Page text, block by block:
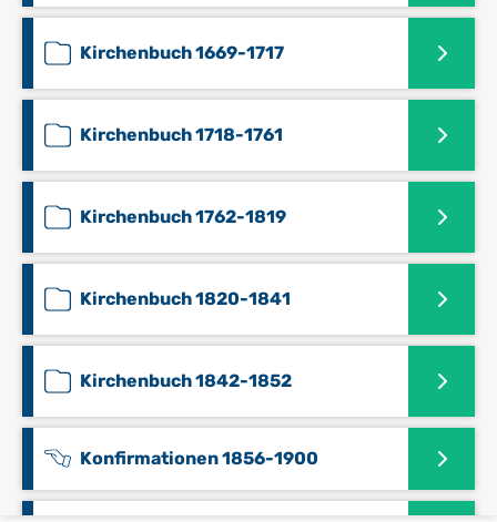
Kirchenbuch 1669-1717
Kirchenbuch 1718-1761
Kirchenbuch 1762-1819
Kirchenbuch 1820-1841
Kirchenbuch 1842-1852
Konfirmationen 1856-1900